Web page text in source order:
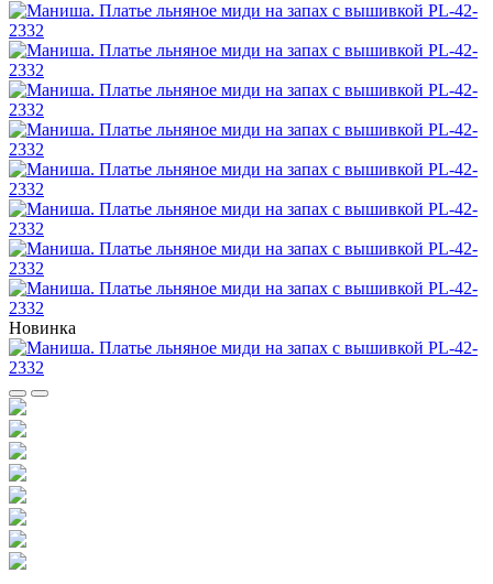
Новинка